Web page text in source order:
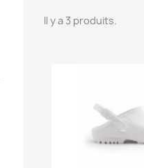
Il y a 3 produits.